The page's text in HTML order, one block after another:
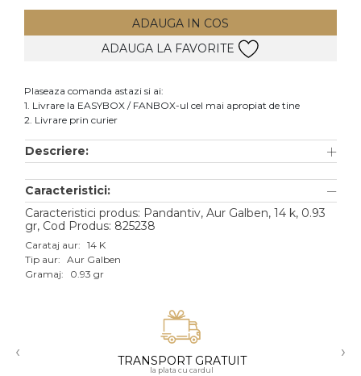
Cercei
Bratari
Lanturi
Pandantive
Accesorii
Aur galben
Aur alb
Aur roz
ADAUGA IN COS
ADAUGA LA FAVORITE
Plaseaza comanda astazi si ai:
1. Livrare la EASYBOX / FANBOX-ul cel mai apropiat de tine
2. Livrare prin curier
Descriere:
Caracteristici:
Caracteristici produs: Pandantiv, Aur Galben, 14 k, 0.93
gr, Cod Produs: 825238
Carataj aur: 14 K
Tip aur: Aur Galben
Gramaj:
0.93 gr
‹ TRANSPORT GRATUIT
la plata cu cardul
›